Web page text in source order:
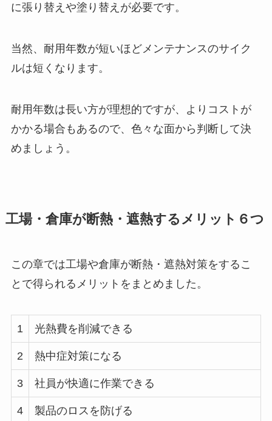
に張り替えや塗り替えが必要です。
当然、耐用年数が短いほどメンテナンスのサイク
ルは短くなります。
耐用年数は長い方が理想的ですが、よりコストが
かかる場合もあるので、色々な面から判断して決
めましょう。
工場・倉庫が断熱・遮熱するメリット６つ
この章では工場や倉庫が断熱・遮熱対策をするこ
とで得られるメリットをまとめました。
1 光熱費を削減できる
2 熱中症対策になる
3 社員が快適に作業できる
4 製品のロスを防げる